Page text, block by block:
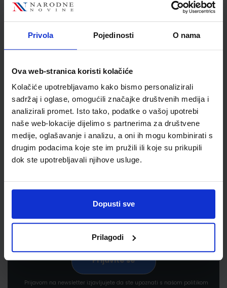
Privola Pojedinosti O nama
Ova web-stranica koristi kolačiće
Kolačiće upotrebljavamo kako bismo personalizirali
sadržaj i oglase, omogućili značajke društvenih medija i
analizirali promet. Isto tako, podatke o vašoj upotrebi
naše web-lokacije dijelimo s partnerima za društvene
medije, oglašavanje i analizu, a oni ih mogu kombinirati s
drugim podacima koje ste im pružili ili koje su prikupili
dok ste upotrebljavali njihove usluge.
Dopusti sve
Prilagodi
Šifra proizvoda
Jedinična mjera
kom
Newsletter prijava
proizvodima i uslugama, akcijama i drugim
Prijavom na newsletter izjavljujete da ste upoznati s našom politikom